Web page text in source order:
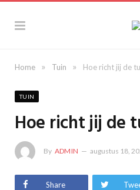
Home » Tuin » Hoe richt jij de
TUIN
Hoe richt jij de
By ADMIN augustus 18,
Share